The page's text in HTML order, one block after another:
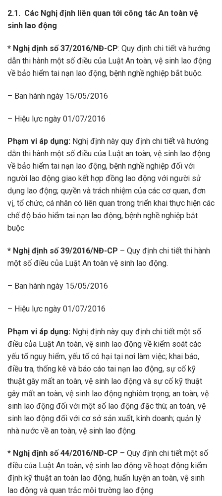
2.1. Các Nghị định liên quan tới công tác An toàn vệ
sinh lao động
* Nghị định số 37/2016/NĐ-CP: Quy định chi tiết và hướng
dẫn thi hành một số điều của Luật An toàn, vệ sinh lao động
về bảo hiểm tai nạn lao động, bệnh nghề nghiệp bắt buộc.
– Ban hành ngày 15/05/2016
– Hiệu lực ngày 01/07/2016
Phạm vi áp dụng: Nghị định này quy định chi tiết và hướng
dẫn thi hành một số điều của Luật an toàn, vệ sinh lao động
về bảo hiểm tai nạn lao động, bệnh nghề nghiệp đối với
người lao động giao kết hợp đồng lao động với người sử
dụng lao động; quyền và trách nhiệm của các cơ quan, đơn
vị, tổ chức, cá nhân có liên quan trong triển khai thực hiện các
chế độ bảo hiểm tai nạn lao động, bệnh nghề nghiệp bắt
buộc
* Nghị định số 39/2016/NĐ-CP – Quy định chi tiết thi hành
một số điều của Luật An toàn vệ sinh lao động.
– Ban hành ngày 15/05/2016
– Hiệu lực ngày 01/07/2016
Phạm vi áp dụng: Nghị định này quy định chi tiết một số
điều của Luật An toàn, vệ sinh lao động về kiểm soát các
yếu tố nguy hiểm, yếu tố có hại tại nơi làm việc; khai báo,
điều tra, thống kê và báo cáo tai nạn lao động, sự cố kỹ
thuật gây mất an toàn, vệ sinh lao động và sự cố kỹ thuật
gây mất an toàn, vệ sinh lao động nghiêm trọng; an toàn, vệ
sinh lao động đối với một số lao động đặc thù; an toàn, vệ
sinh lao động đối với cơ sở sản xuất, kinh doanh; quản lý
nhà nước về an toàn, vệ sinh lao động.
* Nghị định số 44/2016/NĐ-CP – Quy định chi tiết một số
điều của Luật An toàn, vệ sinh lao động về hoạt động kiểm
định kỹ thuật an toàn lao động, huấn luyện an toàn, vệ sinh
lao động và quan trắc môi trường lao động